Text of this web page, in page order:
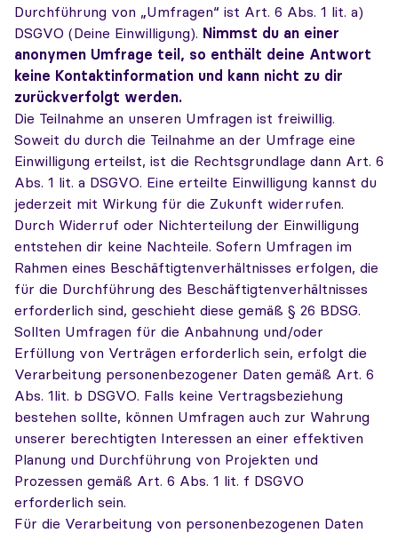
Durchführung von „Umfragen“ ist Art. 6 Abs. 1 lit. a)
DSGVO (Deine Einwilligung). Nimmst du an einer
anonymen Umfrage teil, so enthält deine Antwort
keine Kontaktinformation und kann nicht zu dir
zurückverfolgt werden.
Die Teilnahme an unseren Umfragen ist freiwillig.
Soweit du durch die Teilnahme an der Umfrage eine
Einwilligung erteilst, ist die Rechtsgrundlage dann Art. 6
Abs. 1 lit. a DSGVO. Eine erteilte Einwilligung kannst du
jederzeit mit Wirkung für die Zukunft widerrufen.
Durch Widerruf oder Nichterteilung der Einwilligung
entstehen dir keine Nachteile. Sofern Umfragen im
Rahmen eines Beschäftigtenverhältnisses erfolgen, die
für die Durchführung des Beschäftigtenverhältnisses
erforderlich sind, geschieht diese gemäß § 26 BDSG.
Sollten Umfragen für die Anbahnung und/oder
Erfüllung von Verträgen erforderlich sein, erfolgt die
Verarbeitung personenbezogener Daten gemäß Art. 6
Abs. 1lit. b DSGVO. Falls keine Vertragsbeziehung
bestehen sollte, können Umfragen auch zur Wahrung
unserer berechtigten Interessen an einer effektiven
Planung und Durchführung von Projekten und
Prozessen gemäß Art. 6 Abs. 1 lit. f DSGVO
erforderlich sein.
Für die Verarbeitung von personenbezogenen Daten